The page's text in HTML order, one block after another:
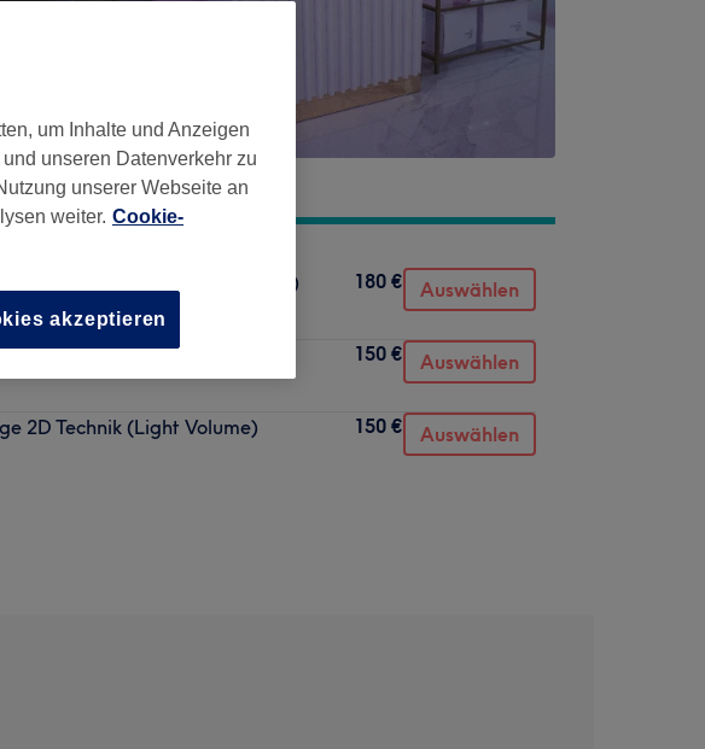
3-6D Technik (Russian Volume)
180 € Auswählen
1:1 Technik (Classic)
150 € Auswählen
2D Technik (Light Volume)
150 € Auswählen
um Inhalte und Anzeigen
unseren Datenverkehr zu
unserer Webseite an
weiter. Cookie-
akzeptieren